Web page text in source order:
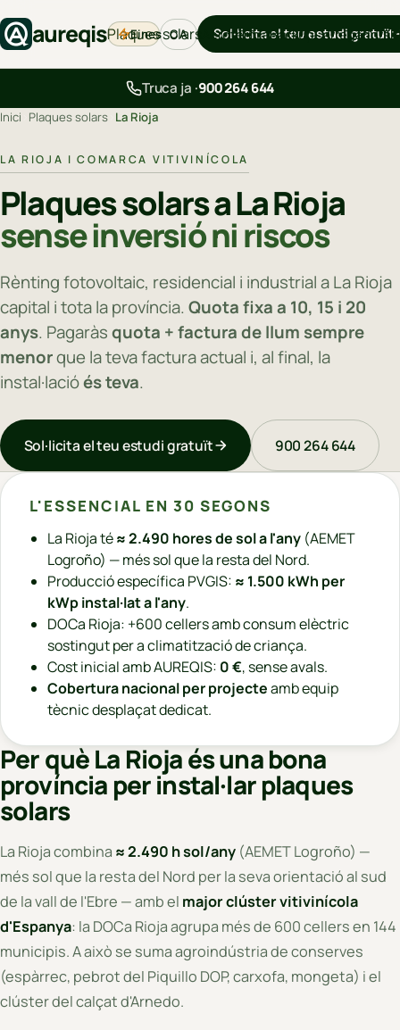
aureqisPlaques solars AerotèrmiaBackupCarregadors
Eines CA Sol·licita el teu estudi gratuït
Truca ja ·900 264 644
Inici Plaques solars La Rioja
LA RIOJA I COMARCA VITIVINÍCOLA
Plaques solars a La Rioja
sense inversió ni riscos
Rènting fotovoltaic, residencial i industrial a La Rioja
capital i tota la província.Quota fixa a 10, 15 i 20
anys. Pagaràsquota + factura de llum sempre
menorque la teva factura actual i, al final, la
instal·lacióés teva.
Sol·licita el teu estudi gratuït 900 264 644
L'ESSENCIAL EN 30 SEGONS
La Rioja té≈ 2.490 hores de sol a l'any (AEMET
Logroño) — més sol que la resta del Nord.
Producció específica PVGIS: ≈ 1.500 kWh per
kWp instal·lat a l'any.
DOCa Rioja: +600 cellers amb consum elèctric
sostingut per a climatització de criança.
Cost inicial amb AUREQIS: 0 €, sense avals.
Cobertura nacional per projecteamb equip
tècnic desplaçat dedicat.
Per què La Rioja és una bona
província per instal·lar plaques
solars
La Rioja combina ≈ 2.490 h sol/any (AEMET Logroño) —
més sol que la resta del Nord per la seva orientació al sud
de la vall de l'Ebre — amb el major clúster vitivinícola
d'Espanya: la DOCa Rioja agrupa més de 600 cellers en 144
municipis. A això se suma agroindústria de conserves
(espàrrec, pebrot del Piquillo DOP, carxofa, mongeta) i el
clúster del calçat d'Arnedo.